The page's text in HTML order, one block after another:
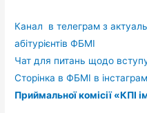
Канал в телеграм з
абітурієнтів ФБМІ
Чат для питань щодо
Сторінка в ФБМІ в інстаграм
Приймальної комісії «КПІ